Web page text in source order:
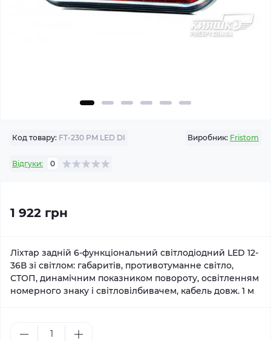
Код товару: FT-230 PM LED DI Виробник: Fristom
Відгуки: 0
1 922 грн
Ліхтар задній 6-функціональний світлодіодний LED 12-
36В зі світлом: габаритів, противотуманне світло,
СТОП, динамічним показником повороту, освітленням
номерного знаку і світловілбивачем, кабель довж. 1 м